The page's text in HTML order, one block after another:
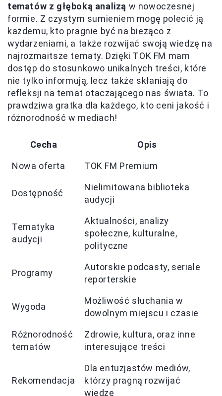
tematów z głęboką analizą w nowoczesnej
formie. Z czystym sumieniem mogę polecić ją
każdemu, kto pragnie być na bieżąco z
wydarzeniami, a także rozwijać swoją wiedzę na
najrozmaitsze tematy. Dzięki TOK FM mam
dostęp do stosunkowo unikalnych treści, które
nie tylko informują, lecz także skłaniają do
refleksji na temat otaczającego nas świata. To
prawdziwa gratka dla każdego, kto ceni jakość i
różnorodność w mediach!
Cecha Opis
Nowa oferta TOK FM Premium
Dostępność
Nielimitowana biblioteka
audycji
Tematyka
audycji
Aktualności, analizy
społeczne, kulturalne,
polityczne
Programy
Autorskie podcasty, seriale
reporterskie
Wygoda
Możliwość słuchania w
dowolnym miejscu i czasie
Różnorodność
tematów
Zdrowie, kultura, oraz inne
interesujące treści
Rekomendacja
Dla entuzjastów mediów,
którzy pragną rozwijać
wiedzę